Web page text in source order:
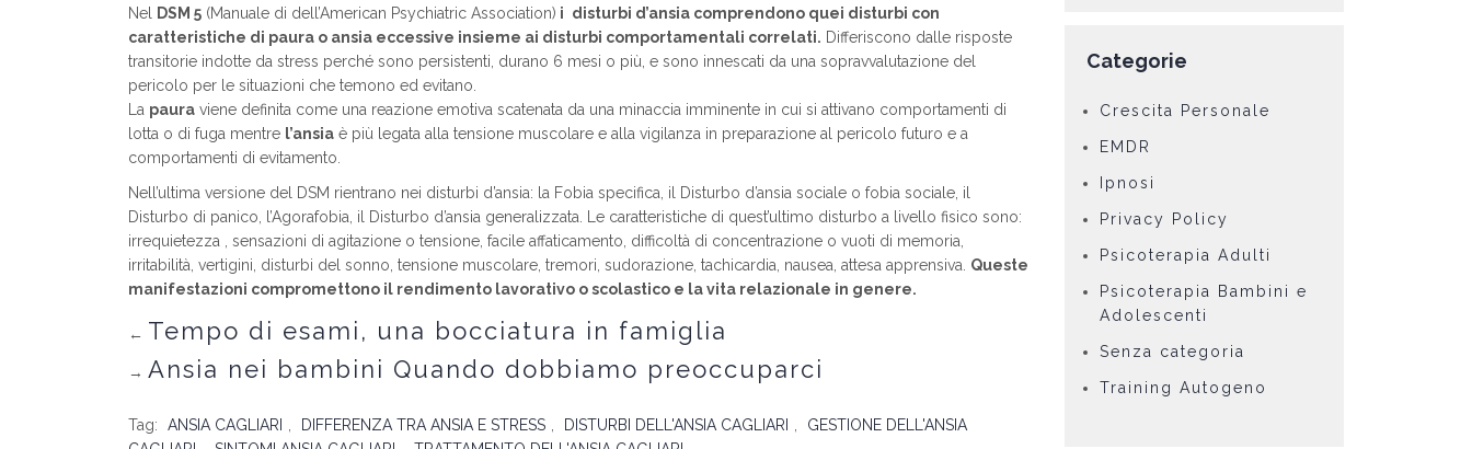
Nel
DSM 5 (Manuale di dell’American Psychiatric Association) i disturbi d’ansia comprendono quei disturbi con
caratteristiche di paura o ansia eccessive insieme ai disturbi comportamentali correlati. Differiscono dalle risposte
transitorie indotte da stress perché sono persistenti, durano 6 mesi o più, e sono innescati da una sopravvalutazione del
pericolo per le situazioni che temono ed evitano.
La paura viene definita come una reazione emotiva scatenata da una minaccia imminente in cui si attivano comportamenti di
lotta o di fuga mentre l’ansia è più legata alla tensione muscolare e alla vigilanza in preparazione al pericolo futuro e a
comportamenti di evitamento.
Nell’ultima versione del DSM rientrano nei disturbi d’ansia: la Fobia specifica, il Disturbo d’ansia sociale o fobia sociale, il
Disturbo di panico, l’Agorafobia, il Disturbo d’ansia generalizzata. Le caratteristiche di quest’ultimo disturbo a livello fisico sono:
irrequietezza , sensazioni di agitazione o tensione, facile affaticamento, difficoltà di concentrazione o vuoti di memoria,
irritabilità, vertigini, disturbi del sonno, tensione muscolare, tremori, sudorazione, tachicardia, nausea, attesa apprensiva. Queste
manifestazioni compromettono il rendimento lavorativo o scolastico e la vita relazionale in genere.
← Tempo di esami, una bocciatura in famiglia
→ Ansia nei bambini Quando dobbiamo preoccuparci
Tag: ANSIA CAGLIARI DIFFERENZA TRA ANSIA E STRESS DISTURBI DELL'ANSIA CAGLIARI
GESTIONE DELL'ANSIA
Categorie
Crescita Personale
EMDR
Ipnosi
Privacy Policy
Psicoterapia Adulti
Psicoterapia Bambini e
Adolescenti
Senza categoria
Training Autogeno